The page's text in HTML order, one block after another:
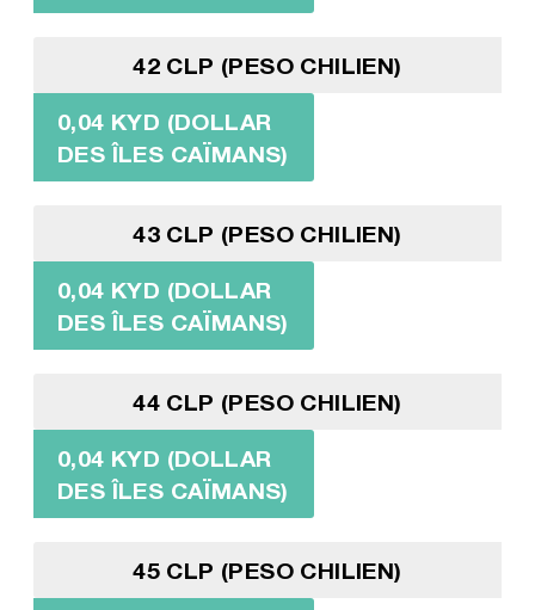
42 CLP (PESO CHILIEN)
0,04 KYD (DOLLAR
DES ÎLES CAÏMANS)
43 CLP (PESO CHILIEN)
0,04 KYD (DOLLAR
DES ÎLES CAÏMANS)
44 CLP (PESO CHILIEN)
0,04 KYD (DOLLAR
DES ÎLES CAÏMANS)
45 CLP (PESO CHILIEN)